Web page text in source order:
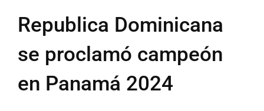
Republica Dominicana
se proclamó campeón
en Panamá 2024